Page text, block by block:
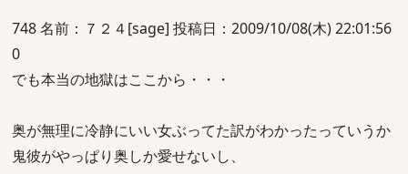
748 名前：７２４[sage] 投稿日：2009/10/08(木) 22:01:56
0
でも本当の地獄はここから・・・
奥が無理に冷静にいい女ぶってた訳がわかったっていうか
鬼彼がやっぱり奥しか愛せないし、